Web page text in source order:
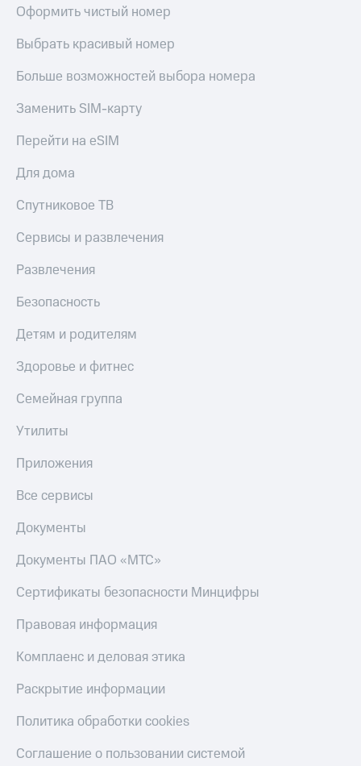
Оформить чистый номер
Выбрать красивый номер
Больше возможностей выбора номера
Заменить SIM-карту
Перейти на eSIM
Для дома
Спутниковое ТВ
Сервисы и развлечения
Развлечения
Безопасность
Детям и родителям
Здоровье и фитнес
Семейная группа
Утилиты
Приложения
Все сервисы
Документы
Документы ПАО «МТС»
Сертификаты безопасности Минцифры
Правовая информация
Комплаенс и деловая этика
Раскрытие информации
Политика обработки cookies
Соглашение о пользовании системой